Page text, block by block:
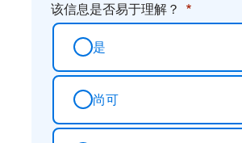
该信息是否易于理解？
是
尚可